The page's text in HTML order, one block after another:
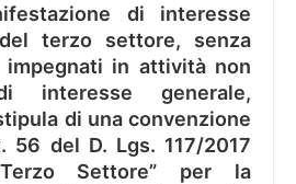
di interesse
terzo settore, senza
in attività non
interesse generale,
di una convenzione
56 del D. Lgs. 117/2017
Settore” per la